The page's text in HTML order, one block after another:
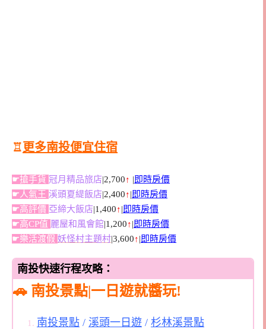
♖ 更多南投便宜住宿
☛搶手貨 冠月精品旅店|2,700↑ |即時房價
☛人氣王 溪頭夏緹飯店|2,400↑|即時房價
☛高評價 亞締大飯店|1,400↑|即時房價
☛高CP值 麗屋和風會館|1,200↑|即時房價
☛樂活渡假 妖怪村主題村|3,600↑|即時房價
南投快速行程攻略：
🚗 南投景點|一日遊就醬玩!
南投景點 / 溪頭一日遊 / 杉林溪景點